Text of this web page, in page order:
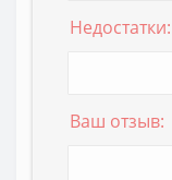
Недостатки:
Ваш отзыв: